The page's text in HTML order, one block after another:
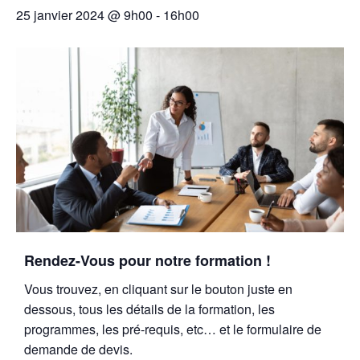
25 janvier 2024 @ 9h00 - 16h00
Rendez-Vous pour notre formation !
Vous trouvez, en cliquant sur le bouton juste en
dessous, tous les détails de la formation, les
programmes, les pré-requis, etc… et le formulaire de
demande de devis.